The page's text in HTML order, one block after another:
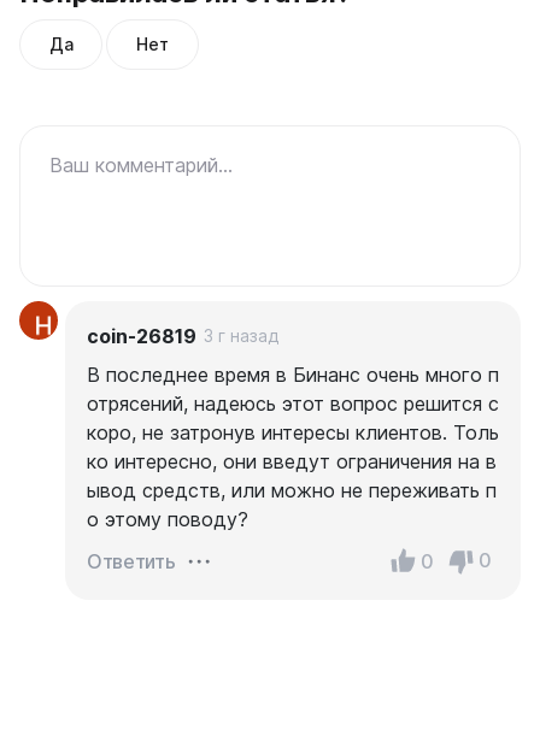
Да Нет
Ваш комментарий...
coin-26819 3 г назад
В последнее время в Бинанс очень много п
отрясений, надеюсь этот вопрос решится с
коро, не затронув интересы клиентов. Толь
ко интересно, они введут ограничения на в
ывод средств, или можно не переживать п
о этому поводу?
Ответить
0 0